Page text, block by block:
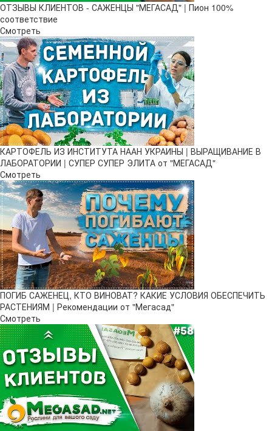
ОТЗЫВЫ КЛИЕНТОВ - САЖЕНЦЫ "МЕГАСАД" | Пион 100%
соответствие
Смотреть
КАРТОФЕЛЬ ИЗ ИНСТИТУТА НААН УКРАИНЫ | ВЫРАЩИВАНИЕ В
ЛАБОРАТОРИИ | СУПЕР СУПЕР ЭЛИТА от "МЕГАСАД"
Смотреть
ПОГИБ САЖЕНЕЦ, КТО ВИНОВАТ? КАКИЕ УСЛОВИЯ ОБЕСПЕЧИТЬ
РАСТЕНИЯМ | Рекомендации от "Мегасад"
Смотреть